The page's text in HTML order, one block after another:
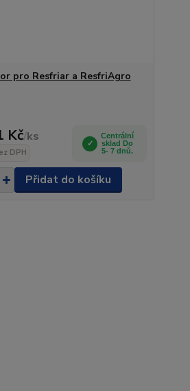
pro Resfriar a ResfriAgro
Kč/ks
DPH
Centrální
sklad Do
5- 7 dnů.
Přidat do košíku